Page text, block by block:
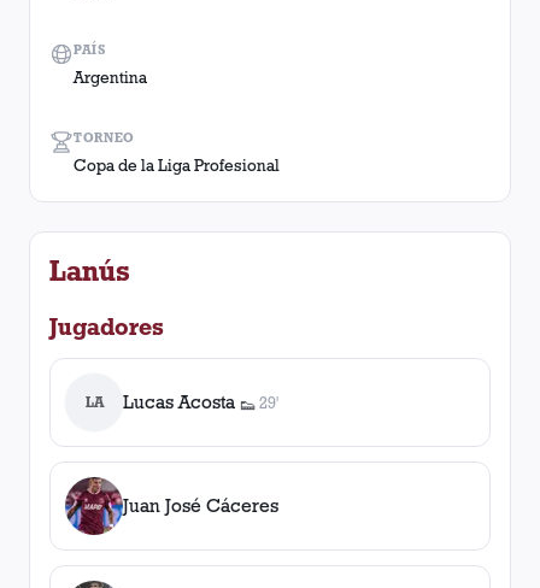
TORNEO
Copa de la Liga Profesional
PAÍS
Argentina
Lanús
Jugadores
LA Lucas Acosta 👟
1asistencia
29'
Juan José Cáceres